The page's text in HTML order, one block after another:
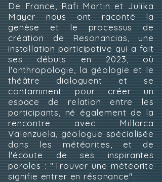
De France, Rafi Martin et Julika
Mayer nous ont raconté la
genèse et le processus de
création de Resonancias, une
installation participative qui a fait
ses débuts en 2023, où
l'anthropologie, la géologie et le
théâtre dialoguent et se
contaminent pour créer un
espace de relation entre les
participants, né également de la
rencontre avec Millarca
Valenzuela, géologue spécialisée
dans les météorites, et de
l'écoute de ses inspirantes
paroles : "Trouver une météorite
signifie entrer en résonance".